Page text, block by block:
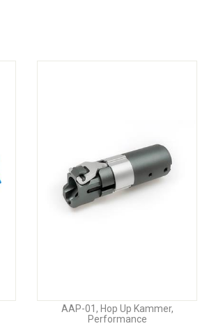
AAP-01, Hop Up Kammer,
Performance